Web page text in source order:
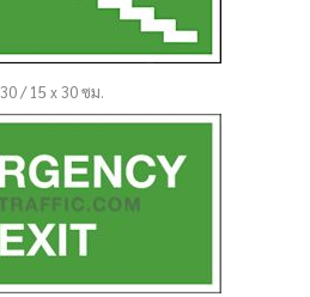
/ 15 x 30 ซม.